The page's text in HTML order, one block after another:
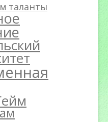
таланты